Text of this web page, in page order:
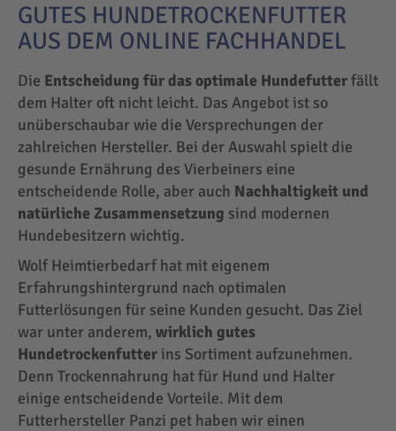
GUTES HUNDETROCKENFUTTER
AUS DEM ONLINE FACHHANDEL
Die Entscheidung für das optimale Hundefutterfällt
dem Halter oft nicht leicht. Das Angebot ist so
unüberschaubar wie die Versprechungen der
zahlreichen Hersteller. Bei der Auswahl spielt die
gesunde Ernährung des Vierbeiners eine
entscheidende Rolle, aber auch Nachhaltigkeit und
natürliche Zusammensetzung sind modernen
Hundebesitzern wichtig.
Wolf Heimtierbedarf hat mit eigenem
Erfahrungshintergrund nach optimalen
Futterlösungen für seine Kunden gesucht. Das Ziel
war unter anderem, wirklich gutes
Hundetrockenfutter ins Sortiment aufzunehmen.
Denn Trockennahrung hat für Hund und Halter
einige entscheidende Vorteile. Mit dem
Futterhersteller Panzi pet haben wir einen